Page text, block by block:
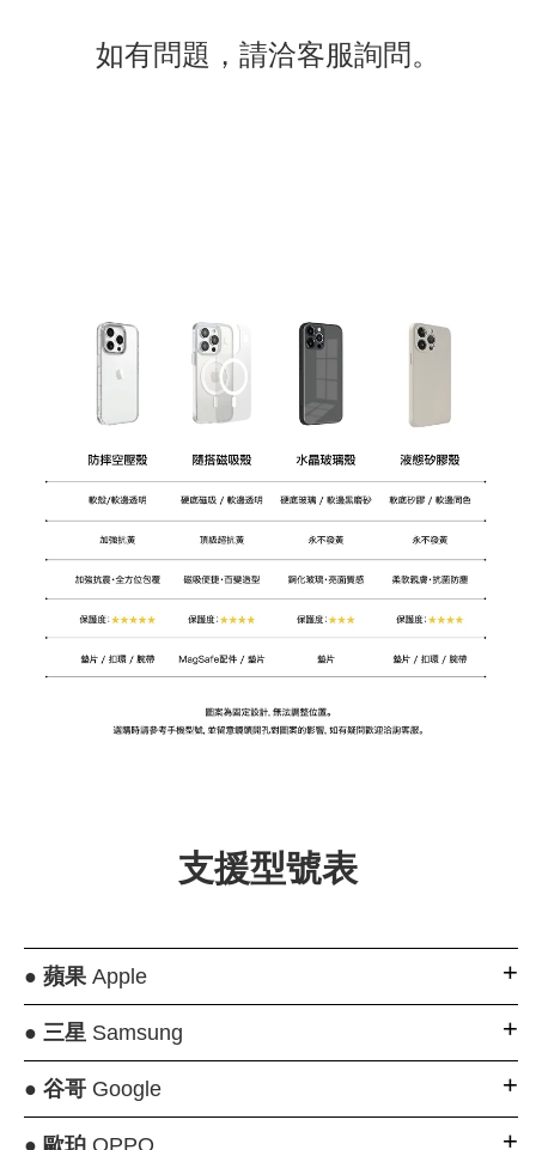
如有問題 ，請洽客服詢問。
支援型號表
● 蘋果Apple
● 三星Samsung
● 谷哥Google
● 歐珀OPPO